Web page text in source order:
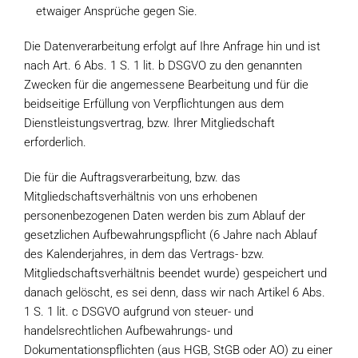
etwaiger Ansprüche gegen Sie.
Die Datenverarbeitung erfolgt auf Ihre Anfrage hin und ist
nach Art. 6 Abs. 1 S. 1 lit. b DSGVO zu den genannten
Zwecken für die angemessene Bearbeitung und für die
beidseitige Erfüllung von Verpflichtungen aus dem
Dienstleistungsvertrag, bzw. Ihrer Mitgliedschaft
erforderlich.
Die für die Auftragsverarbeitung, bzw. das
Mitgliedschaftsverhältnis von uns erhobenen
personenbezogenen Daten werden bis zum Ablauf der
gesetzlichen Aufbewahrungspflicht (6 Jahre nach Ablauf
des Kalenderjahres, in dem das Vertrags- bzw.
Mitgliedschaftsverhältnis beendet wurde) gespeichert und
danach gelöscht, es sei denn, dass wir nach Artikel 6 Abs.
1 S. 1 lit. c DSGVO aufgrund von steuer- und
handelsrechtlichen Aufbewahrungs- und
Dokumentationspflichten (aus HGB, StGB oder AO) zu einer